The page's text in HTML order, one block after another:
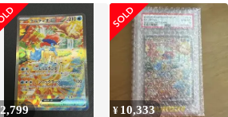
086
ト 拡張パック ホワイト
フレア…
2,799 ¥ 10,333